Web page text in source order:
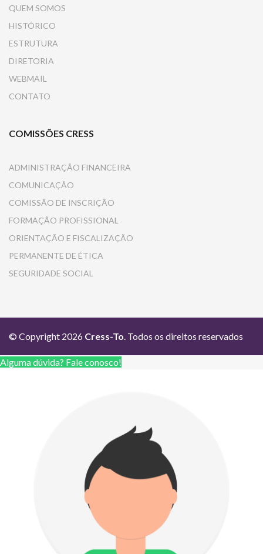
QUEM SOMOS
HISTÓRICO
ESTRUTURA
DIRETORIA
WEBMAIL
CONTATO
COMISSÕES CRESS
ADMINISTRAÇÃO FINANCEIRA
COMUNICAÇÃO
COMISSÃO DE INSCRIÇÃO
FORMAÇÃO PROFISSIONAL
ORIENTAÇÃO E FISCALIZAÇÃO
PERMANENTE DE ÉTICA
SEGURIDADE SOCIAL
© Copyright 2026 Cress-To. Todos os direitos reservados
Alguma dúvida? Fale conosco!